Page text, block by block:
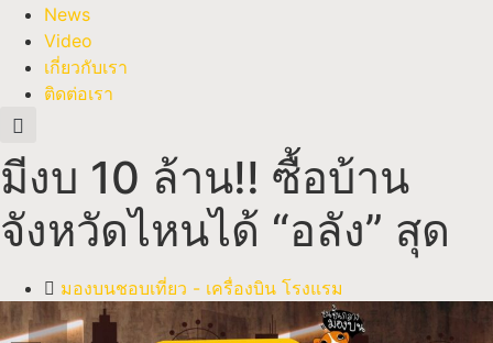
News
Video
เกี่ยวกับเรา
ติดต่อเรา
มีงบ 10 ล้าน!! ซื้อบ้าน
จังหวัดไหนได้ “อลัง” สุด
มองบนชอบเที่ยว - เครื่องบิน โรงแรม